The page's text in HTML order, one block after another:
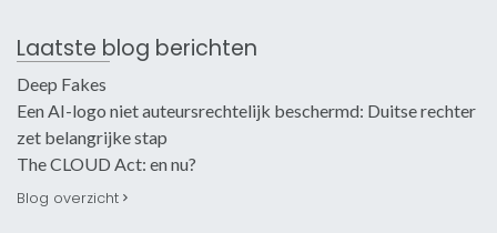
Laatste blog berichten
Deep Fakes
Een AI-logo niet auteursrechtelijk beschermd: Duitse rechter
zet belangrijke stap
The CLOUD Act: en nu?
Blog overzicht